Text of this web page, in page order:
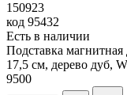
150923
код 95432
Есть в наличии
Подставка
17,5 см, дерево дуб,
9500